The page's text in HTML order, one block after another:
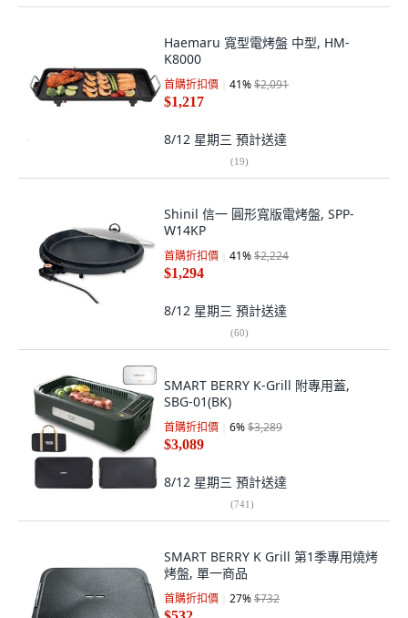
Haemaru 寬型電烤盤 中型, HM-
K8000
首購折扣價 41%$2,091
$1,217
8/12 星期三 預計送達
(19)
Shinil 信一 圓形寬版電烤盤, SPP-
W14KP
首購折扣價 41%$2,224
$1,294
8/12 星期三 預計送達
(60)
SMART BERRY K-Grill 附專用蓋,
SBG-01(BK)
首購折扣價 6%$3,289
$3,089
8/12 星期三 預計送達
(741)
SMART BERRY K Grill 第1季專用燒烤
烤盤, 單一商品
首購折扣價 27%$732